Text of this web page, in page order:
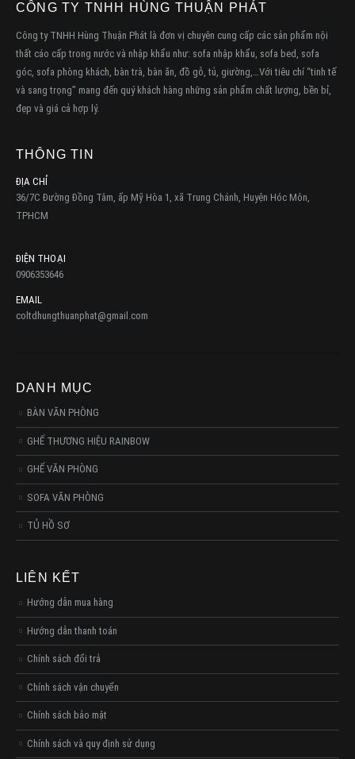
CÔNG TY TNHH HÙNG THUẬN PHÁT
Công ty TNHH Hùng Thuận Phát là đơn vị chuyên cung cấp các sản phẩm nội
thất cáo cấp trong nước và nhập khẩu như: sofa nhập khẩu, sofa bed, sofa
góc, sofa phòng khách, bàn trà, bàn ăn, đồ gỗ, tủ, giường,…Với tiêu chí “tinh tế
và sang trọng” mang đến quý khách hàng những sản phẩm chất lượng, bền bỉ,
đẹp và giá cả hợp lý.
THÔNG TIN
ĐỊA CHỈ
36/7C Đường Đồng Tâm, ấp Mỹ Hòa 1, xã Trung Chánh, Huyện Hóc Môn,
TPHCM
ĐIỆN THOẠI
0906353646
EMAIL
coltdhungthuanphat@gmail.com
DANH MỤC
BÀN VĂN PHÒNG
GHẾ THƯƠNG HIỆU RAINBOW
GHẾ VĂN PHÒNG
SOFA VĂN PHÒNG
TỦ HỒ SƠ
LIÊN KẾT
Hướng dẫn mua hàng
Hướng dẫn thanh toán
Chính sách đổi trả
Chính sách vận chuyển
Chính sách bảo mật
Chính sách và quy định sử dụng